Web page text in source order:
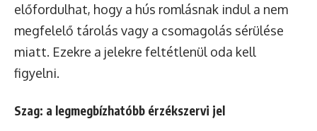
előfordulhat, hogy a hús romlásnak indul a nem
megfelelő tárolás vagy a csomagolás sérülése
miatt. Ezekre a jelekre feltétlenül oda kell
figyelni.
Szag: a legmegbízhatóbb érzékszervi jel